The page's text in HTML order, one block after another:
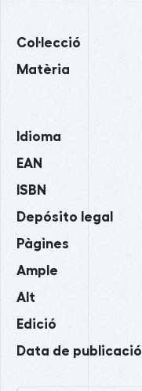
Col·lecció
Matèria
Idioma
EAN
ISBN
Depósito legal
Pàgines
Ample
Alt
Edició
Data de publicació